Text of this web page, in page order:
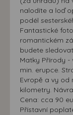
nalodíte a loď
podél
Fantastické
romantickém
budete
Matky Přírody
min. erupce.
Evropě a vy od
kilometry.
Cena: cca 90
Přístavní